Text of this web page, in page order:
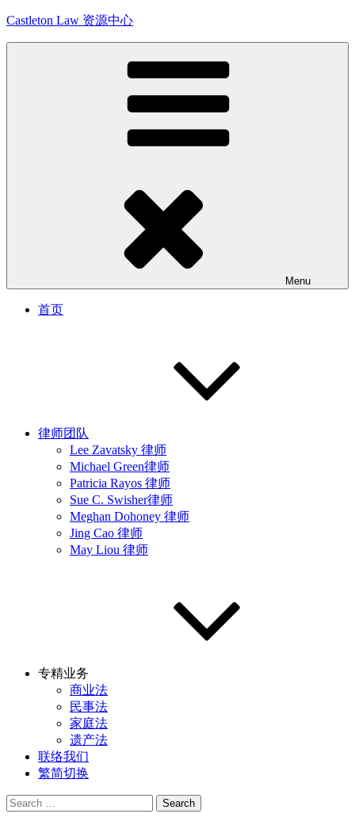
Skip
content
Castleton Law 资源中心
Menu
首页
律师团队
Lee Zavatsky 律师
Michael Green律师
Patricia Rayos 律师
Sue C. Swisher律师
Meghan Dohoney 律师
Jing Cao 律师
May Liou 律师
专精业务
商业法
民事法
家庭法
遗产法
联络我们
繁简切换
Search
for: